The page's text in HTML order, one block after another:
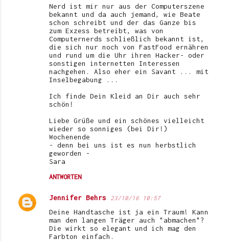
Nerd ist mir nur aus der Computerszene
bekannt und da auch jemand, wie Beate
schon schreibt und der das Ganze bis
zum Exzess betreibt, was von
Computernerds schließlich bekannt ist,
die sich nur noch von FastFood ernähren
und rund um die Uhr ihren Hacker- oder
sonstigen internetten Interessen
nachgehen. Also eher ein Savant ... mit
Inselbegabung ...
Ich finde Dein Kleid an Dir auch sehr
schön!
Liebe Grüße und ein schönes vielleicht
wieder so sonniges (bei Dir!)
Wochenende
- denn bei uns ist es nun herbstlich
geworden -
Sara
ANTWORTEN
Jennifer Behrs 23/10/16 10:57
Deine Handtasche ist ja ein Traum! Kann
man den langen Träger auch "abmachen"?
Die wirkt so elegant und ich mag den
Farbton einfach.